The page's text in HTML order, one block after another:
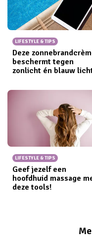
LIFESTYLE & TIPS
Deze
beschermt tegen
zonlicht én blauw
LIFESTYLE & TIPS
Geef jezelf een
hoofdhuid massage
deze tools!